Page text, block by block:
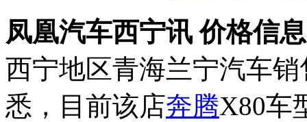
凤凰汽车西宁讯 价格信
西宁地区青海兰宁汽车
悉，目前该店奔腾X80车